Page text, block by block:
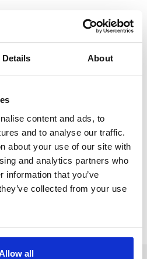
Details About
content and ads, to
and to analyse our traffic.
about your use of our site with
and analytics partners who
information that you’ve
collected from your use
all
retrattili con
di lavoro)
Netherlands
da